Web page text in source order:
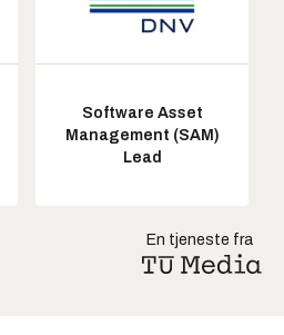
Software Asset
Management (SAM)
Lead
En tjeneste fra